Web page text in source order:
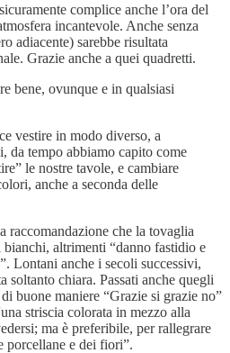
complice anche l’ora del
incantevole. Anche senza
adiacente) sarebbe risultata
Grazie anche a quei quadretti.
bene, ovunque e in qualsiasi
vestire in modo diverso, a
da tempo abbiamo capito come
le nostre tavole, e cambiare
anche a seconda delle
che la tovaglia
altrimenti “danno fastidio e
Lontani anche i secoli successivi,
soltanto chiara. Passati anche quegli
buone maniere “Grazie si grazie no”
striscia colorata in mezzo alla
ma è preferibile, per rallegrare
porcellane e dei fiori”.